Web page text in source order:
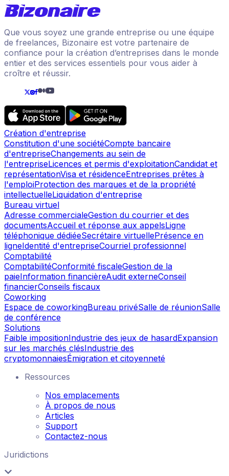
Que vous soyez une grande entreprise ou une équipe
de freelances, Bizonaire est votre partenaire de
confiance pour la création d’entreprises dans le monde
entier et des services essentiels pour vous aider à
croître et réussir.
Création d'entreprise
Constitution d'une sociétéCompte bancaire
d'entrepriseChangements au sein de
l'entrepriseLicences et permis d'exploitationCandidat et
représentationVisa et résidenceEntreprises prêtes à
l'emploiProtection des marques et de la propriété
intellectuelleLiquidation d'entreprise
Bureau virtuel
Adresse commercialeGestion du courrier et des
documentsAccueil et réponse aux appelsLigne
téléphonique dédiéeSecrétaire virtuellePrésence en
ligneIdentité d'entrepriseCourriel professionnel
Comptabilité
ComptabilitéConformité fiscaleGestion de la
paieInformation financièreAudit externeConseil
financierConseils fiscaux
Coworking
Espace de coworkingBureau privéSalle de réunionSalle
de conférence
Solutions
Faible impositionIndustrie des jeux de hasardExpansion
sur les marchés clésIndustrie des
cryptomonnaiesÉmigration et citoyenneté
Ressources
Nos emplacements
À propos de nous
Articles
Support
Contactez-nous
Juridictions